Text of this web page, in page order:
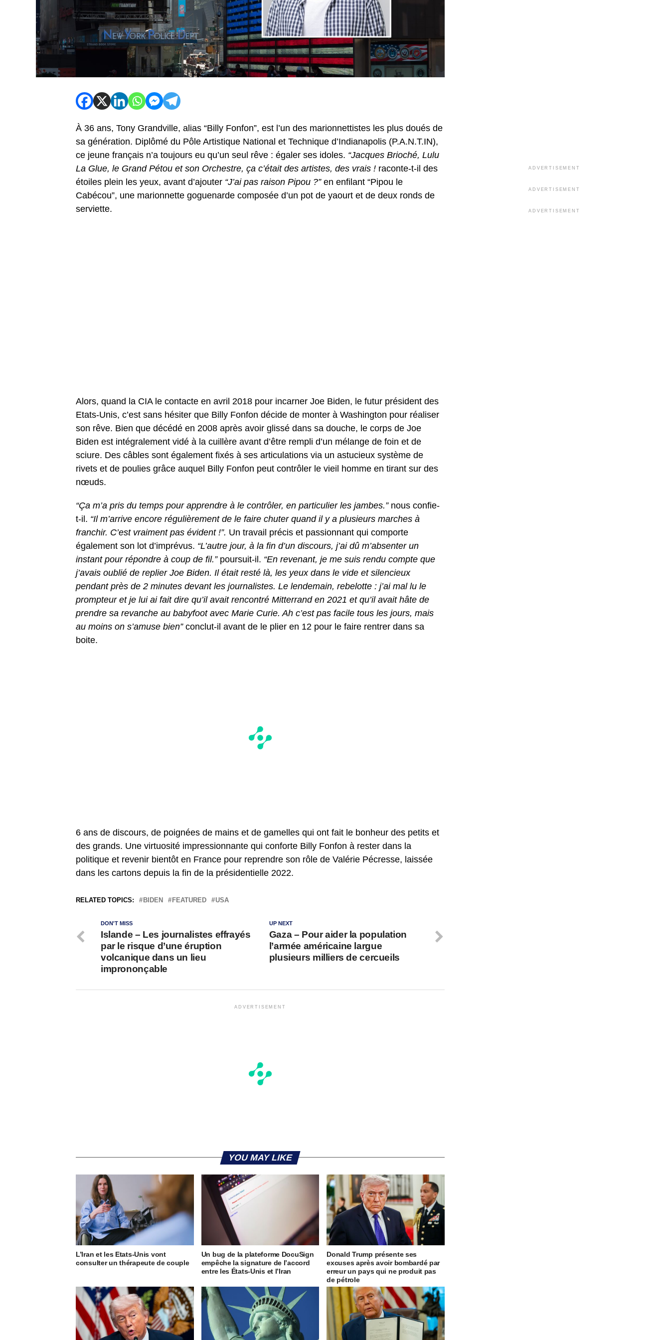
À 36 ans, Tony Grandville, alias “Billy Fonfon”, est l’un des marionnettistes les plus doués de
sa génération. Diplômé du Pôle Artistique National et Technique d’Indianapolis (P.A.N.T.IN),
ce jeune français n’a toujours eu qu’un seul rêve : égaler ses idoles. “Jacques Brioché, Lulu
La Glue, le Grand Pétou et son Orchestre, ça c’était des artistes, des vrais ! raconte-t-il des
étoiles plein les yeux, avant d’ajouter “J’ai pas raison Pipou ?”en enfilant “Pipou le
Cabécou”, une marionnette goguenarde composée d’un pot de yaourt et de deux ronds de
serviette.
Alors, quand la CIA le contacte en avril 2018 pour incarner Joe Biden, le futur président des
Etats-Unis, c’est sans hésiter que Billy Fonfon décide de monter à Washington pour réaliser
son rêve. Bien que décédé en 2008 après avoir glissé dans sa douche, le corps de Joe
Biden est intégralement vidé à la cuillère avant d’être rempli d’un mélange de foin et de
sciure. Des câbles sont également fixés à ses articulations via un astucieux système de
rivets et de poulies grâce auquel Billy Fonfon peut contrôler le vieil homme en tirant sur des
nœuds.
“Ça m’a pris du temps pour apprendre à le contrôler, en particulier les jambes.” nous confie-
t-il. “Il m’arrive encore régulièrement de le faire chuter quand il y a plusieurs marches à
franchir. C’est vraiment pas évident !”. Un travail précis et passionnant qui comporte
également son lot d’imprévus. “L’autre jour, à la fin d’un discours, j’ai dû m’absenter un
instant pour répondre à coup de fil.” poursuit-il. “En revenant, je me suis rendu compte que
j’avais oublié de replier Joe Biden. Il était resté là, les yeux dans le vide et silencieux
pendant près de 2 minutes devant les journalistes. Le lendemain, rebelotte : j’ai mal lu le
prompteur et je lui ai fait dire qu’il avait rencontré Mitterrand en 2021 et qu’il avait hâte de
prendre sa revanche au babyfoot avec Marie Curie. Ah c’est pas facile tous les jours, mais
au moins on s’amuse bien” conclut-il avant de le plier en 12 pour le faire rentrer dans sa
boite.
6 ans de discours, de poignées de mains et de gamelles qui ont fait le bonheur des petits et
des grands. Une virtuosité impressionnante qui conforte Billy Fonfon à rester dans la
politique et revenir bientôt en France pour reprendre son rôle de Valérie Pécresse, laissée
dans les cartons depuis la fin de la présidentielle 2022.
RELATED TOPICS: BIDEN FEATURED USA
UP NEXT
Gaza – Pour aider la population
l’armée américaine largue
plusieurs milliers de cercueils
DON'T MISS
Islande – Les journalistes effrayés
par le risque d’une éruption
volcanique dans un lieu
imprononçable
ADVERTISEMENT
YOU MAY LIKE
L’Iran et les Etats-Unis vont
consulter un thérapeute de couple
Un bug de la plateforme DocuSign
empêche la signature de l’accord
entre les États-Unis et l’Iran
Donald Trump présente ses
excuses après avoir bombardé par
erreur un pays qui ne produit pas
de pétrole
ADVERTISEMENT
ADVERTISEMENT
ADVERTISEMENT